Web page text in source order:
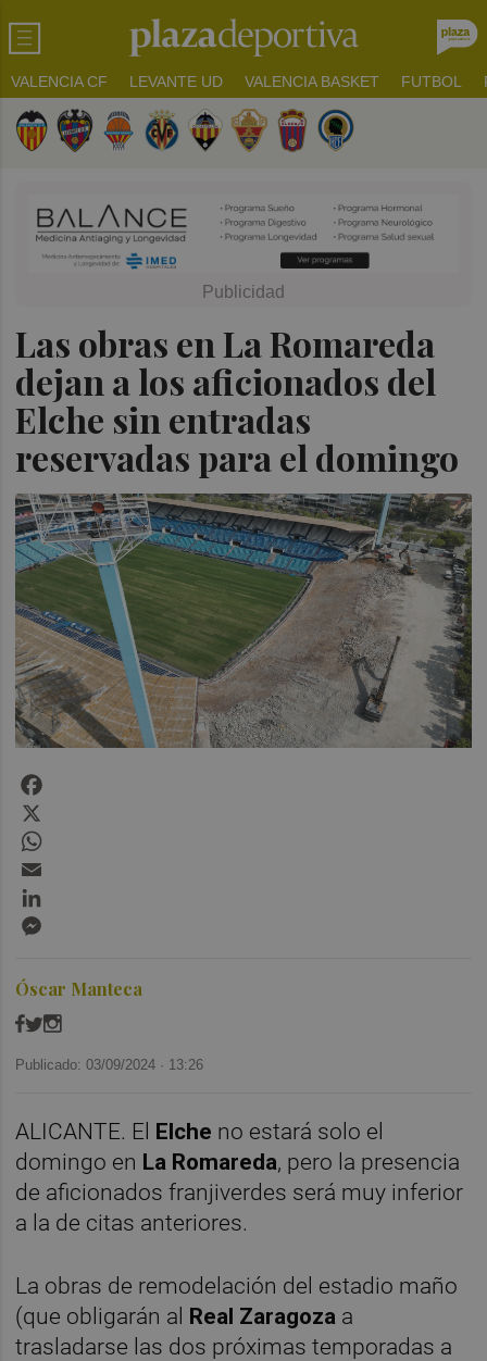
VALENCIA CF LEVANTE UD VALENCIA BASKET FUTBOL
Las obras en La Romareda
dejan a los aficionados del
Elche sin entradas
reservadas para el domingo
Óscar Manteca
Publicado: 03/09/2024 · 13:26
ALICANTE. El Elche no estará solo el
domingo en La Romareda, pero la presencia
de aficionados franjiverdes será muy inferior
a la de citas anteriores.
La obras de remodelación del estadio maño
(que obligarán al Real Zaragoza a
trasladarse las dos próximas temporadas a